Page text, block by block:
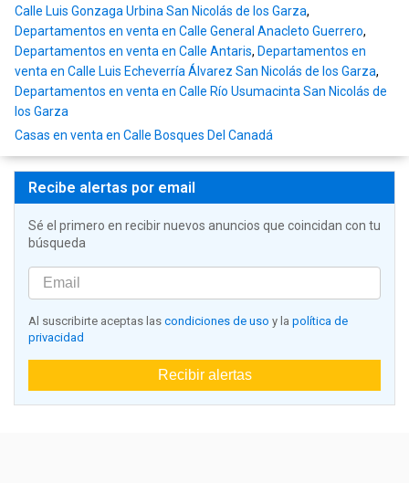
Calle Luis Gonzaga Urbina San Nicolás de los Garza,
Departamentos en venta en Calle General Anacleto Guerrero,
Departamentos en venta en Calle Antaris, Departamentos en
venta en Calle Luis Echeverría Álvarez San Nicolás de los Garza,
Departamentos en venta en Calle Río Usumacinta San Nicolás de
los Garza
Casas en venta en Calle Bosques Del Canadá
Recibe alertas por email
Sé el primero en recibir nuevos anuncios que coincidan con tu
búsqueda
Al suscribirte aceptas las condiciones de uso y la política de
privacidad
Recibir alertas